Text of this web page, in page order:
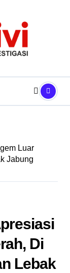
Luar
Jabung
Di
Lebak